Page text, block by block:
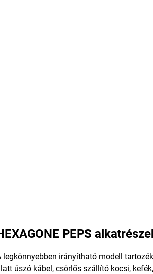
PEPS
legkönnyebben irányítható modell
úszó kábel, csörlős szállító kocsi,